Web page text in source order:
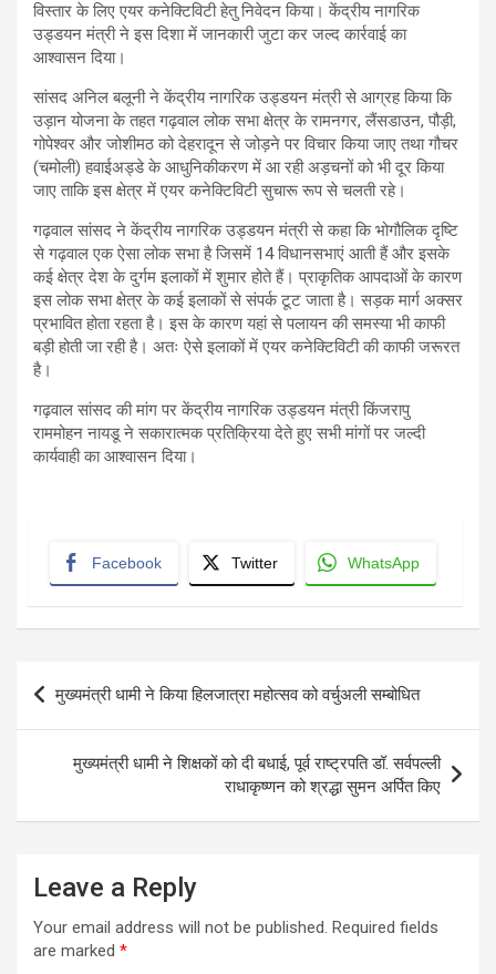
विस्तार के लिए एयर कनेक्टिविटी हेतु निवेदन किया। केंद्रीय नागरिक
उड्डयन मंत्री ने इस दिशा में जानकारी जुटा कर जल्द कार्रवाई का
आश्वासन दिया।
सांसद अनिल बलूनी ने केंद्रीय नागरिक उड्डयन मंत्री से आग्रह किया कि
उड़ान योजना के तहत गढ़वाल लोक सभा क्षेत्र के रामनगर, लैंसडाउन, पौड़ी,
गोपेश्वर और जोशीमठ को देहरादून से जोड़ने पर विचार किया जाए तथा गौचर
(चमोली) हवाईअड्डे के आधुनिकीकरण में आ रही अड़चनों को भी दूर किया
जाए ताकि इस क्षेत्र में एयर कनेक्टिविटी सुचारू रूप से चलती रहे।
गढ़वाल सांसद ने केंद्रीय नागरिक उड्डयन मंत्री से कहा कि भोगौलिक दृष्टि
से गढ़वाल एक ऐसा लोक सभा है जिसमें 14 विधानसभाएं आती हैं और इसके
कई क्षेत्र देश के दुर्गम इलाकों में शुमार होते हैं। प्राकृतिक आपदाओं के कारण
इस लोक सभा क्षेत्र के कई इलाकों से संपर्क टूट जाता है। सड़क मार्ग अक्सर
प्रभावित होता रहता है। इस के कारण यहां से पलायन की समस्या भी काफी
बड़ी होती जा रही है। अतः ऐसे इलाकों में एयर कनेक्टिविटी की काफी जरूरत
है।
गढ़वाल सांसद की मांग पर केंद्रीय नागरिक उड्डयन मंत्री किंजरापु
राममोहन नायडू ने सकारात्मक प्रतिक्रिया देते हुए सभी मांगों पर जल्दी
कार्यवाही का आश्वासन दिया।
Facebook Twitter WhatsApp
Post
navigation
मुख्यमंत्री धामी ने किया हिलजात्रा महोत्सव को वर्चुअली सम्बोधित
मुख्यमंत्री धामी ने शिक्षकों को दी बधाई, पूर्व राष्ट्रपति डॉ. सर्वपल्ली
राधाकृष्णन को श्रद्धा सुमन अर्पित किए
Leave a Reply
Your email address will not be published. Required fields
are marked *